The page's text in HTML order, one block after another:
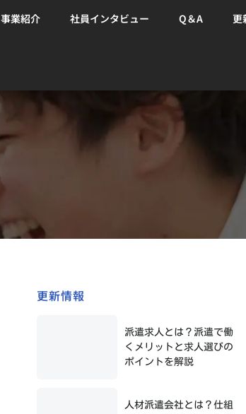
事業紹介 社員インタビュー Q＆A 更
更新情報
派遣求人とは？派遣で働
くメリットと求人選びの
ポイントを解説
人材派遣会社とは？仕組